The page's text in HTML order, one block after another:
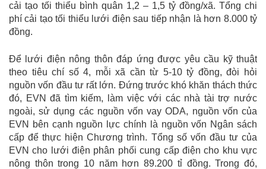
cải tạo tối thiểu bình quân 1,2 – 1,5 tỷ đồng/xã. Tổng chi
phí cải tạo tối thiểu lưới điện sau tiếp nhận là hơn 8.000 tỷ
đồng.
Để lưới điện nông thôn đáp ứng được yêu cầu kỹ thuật
theo tiêu chí số 4, mỗi xã cần từ 5-10 tỷ đồng, đòi hỏi
nguồn vốn đầu tư rất lớn. Đứng trước khó khăn thách thức
đó, EVN đã tìm kiếm, làm việc với các nhà tài trợ nước
ngoài, sử dụng các nguồn vốn vay ODA, nguồn vốn của
EVN bên cạnh nguồn lực chính là nguồn vốn Ngân sách
cấp để thực hiện Chương trình. Tổng số vốn đầu tư của
EVN cho lưới điện phân phối cung cấp điện cho khu vực
nông thôn trong 10 năm hơn 89.200 tỉ đồng. Trong đó,